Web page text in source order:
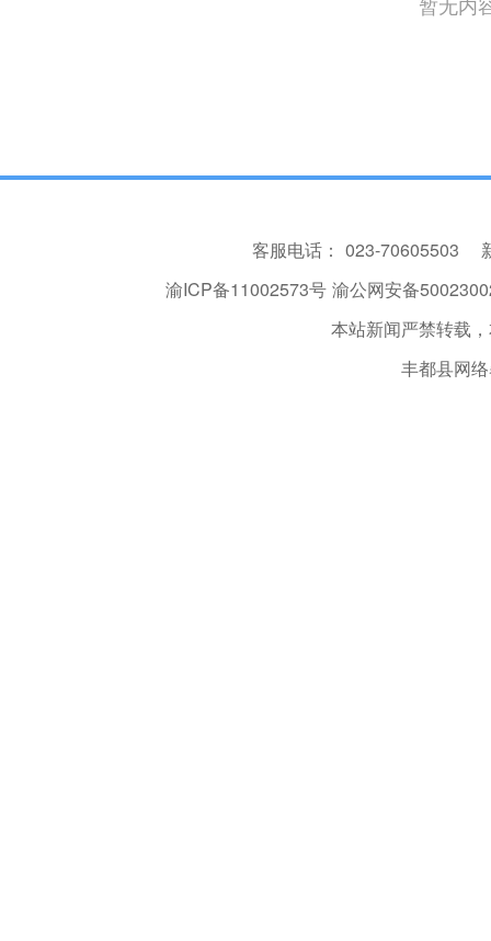
客服电话： 023-70605503
渝ICP备11002573号 渝公网安备
本站新闻严禁转载
丰都县网